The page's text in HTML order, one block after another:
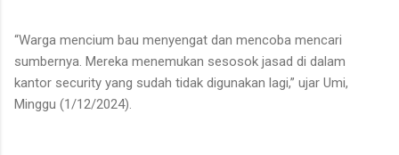
“Warga mencium bau menyengat dan mencoba mencari
sumbernya. Mereka menemukan sesosok jasad di dalam
kantor security yang sudah tidak digunakan lagi,” ujar Umi,
Minggu (1/12/2024).